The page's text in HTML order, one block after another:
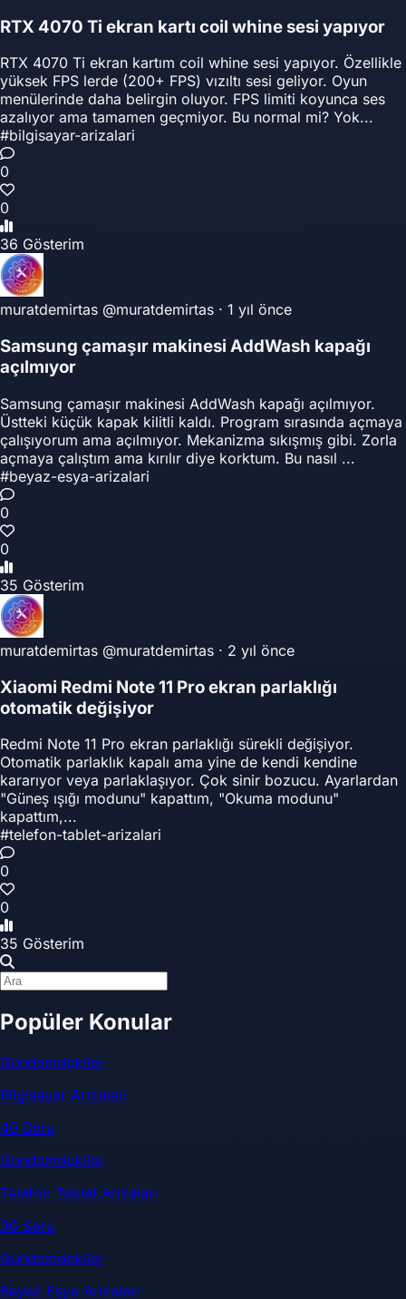
RTX 4070 Ti ekran kartı coil whine sesi yapıyor
RTX 4070 Ti ekran kartım coil whine sesi yapıyor. Özellikle
yüksek FPS lerde (200+ FPS) vızıltı sesi geliyor. Oyun
menülerinde daha belirgin oluyor. FPS limiti koyunca ses
azalıyor ama tamamen geçmiyor. Bu normal mi? Yok...
#bilgisayar-arizalari
0
0
36 Gösterim
muratdemirtas @muratdemirtas · 1 yıl önce
Samsung çamaşır makinesi AddWash kapağı
açılmıyor
Samsung çamaşır makinesi AddWash kapağı açılmıyor.
Üstteki küçük kapak kilitli kaldı. Program sırasında açmaya
çalışıyorum ama açılmıyor. Mekanizma sıkışmış gibi. Zorla
açmaya çalıştım ama kırılır diye korktum. Bu nasıl ...
#beyaz-esya-arizalari
0
0
35 Gösterim
muratdemirtas @muratdemirtas · 2 yıl önce
Xiaomi Redmi Note 11 Pro ekran parlaklığı
otomatik değişiyor
Redmi Note 11 Pro ekran parlaklığı sürekli değişiyor.
Otomatik parlaklık kapalı ama yine de kendi kendine
kararıyor veya parlaklaşıyor. Çok sinir bozucu. Ayarlardan
"Güneş ışığı modunu" kapattım, "Okuma modunu"
kapattım,...
#telefon-tablet-arizalari
0
0
35 Gösterim
Popüler Konular
Gündemdekiler
Bilgisayar Arızaları
40 Soru
Gündemdekiler
Telefon Tablet Arızaları
36 Soru
Gündemdekiler
Beyaz Eşya Arızaları